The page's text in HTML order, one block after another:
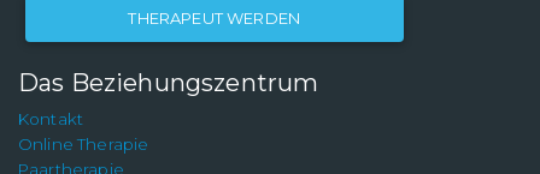
THERAPEUT WERDEN
Das Beziehungszentrum
Kontakt
Online Therapie
Paartherapie